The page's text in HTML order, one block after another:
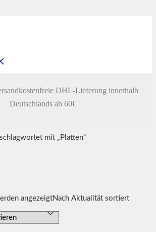
DHL-Lieferung innerhalb
Deutschlands ab 60€
mit „Platten“
angezeigtNach Aktualität sortiert